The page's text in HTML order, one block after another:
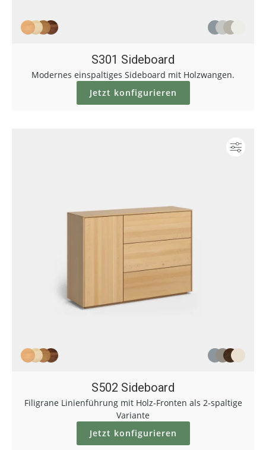
S301 Sideboard
Modernes einspaltiges Sideboard mit Holzwangen.
Jetzt konfigurieren
S502 Sideboard
Filigrane Linienführung mit Holz-Fronten als 2-spaltige
Variante
Jetzt konfigurieren